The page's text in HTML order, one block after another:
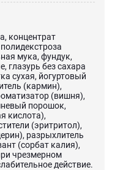
концентрат
мука, фундук,
глазурь без сахара
сухая, йогуртовый
(кармин),
(вишня),
порошок,
кислота),
(эритритол),
разрыхлитель
(сорбат калия),
чрезмерном
действие.